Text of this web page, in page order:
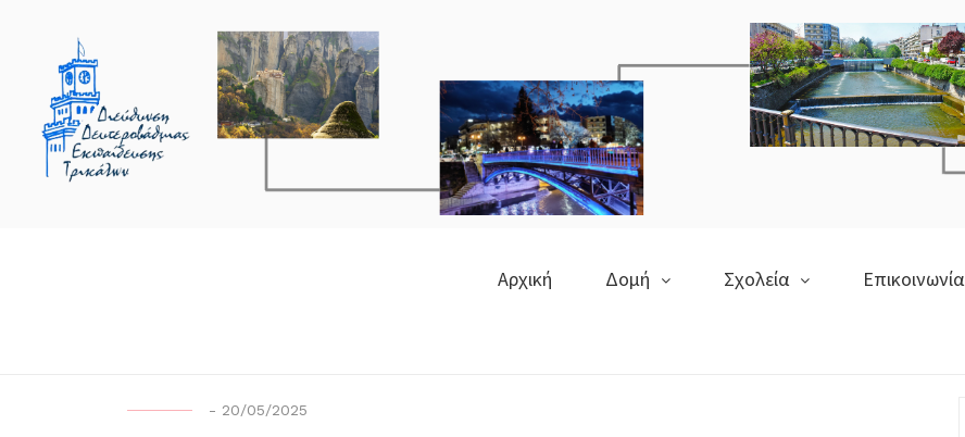
Αρχική Δομή Σχολεία Επικοινωνία
- 20/05/2025